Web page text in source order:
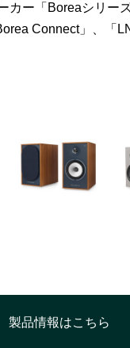
カー「Boreaシリー
Connect」、「
製品情報はこちら